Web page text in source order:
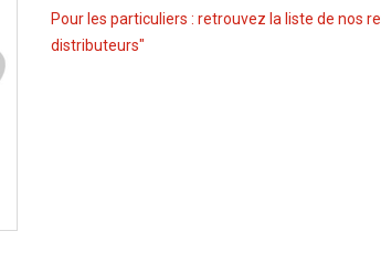
Pour les particuliers : retrouvez la liste de nos
distributeurs"